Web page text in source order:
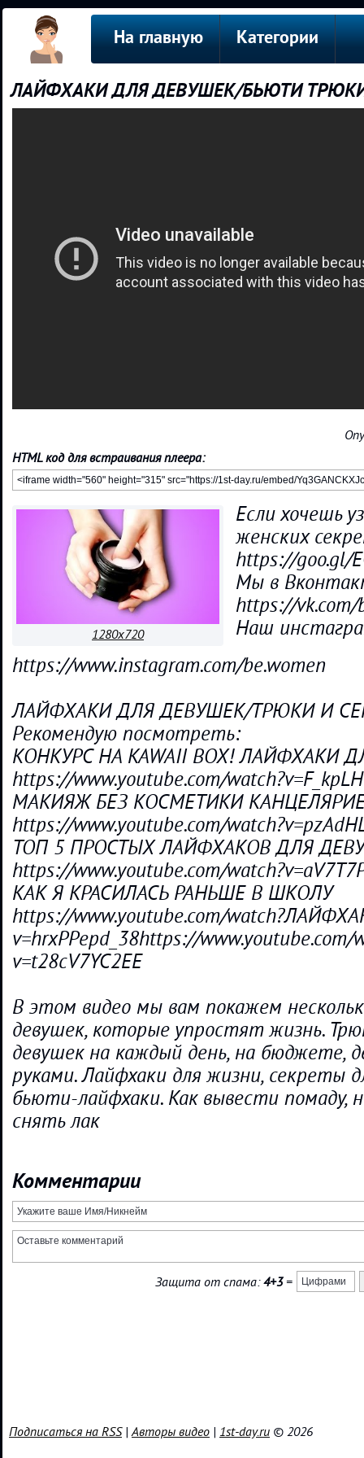
На главную Категории
ЛАЙФХАКИ ДЛЯ ДЕВУШЕК/БЬЮТИ
HTML код для встраивания плеера:
1280x720
Если хочешь
женских
https://goo.gl/
Мы в
https://vk.com/
Наш
https://www.instagram.com/be.women
ЛАЙФХАКИ ДЛЯ ДЕВУШЕК/ТРЮКИ И
Рекомендую посмотреть:
КОНКУРС НА KAWAII BOX! ЛАЙФХАКИ
https://www.youtube.com/
МАКИЯЖ БЕЗ КОСМЕТИКИ
https://www.youtube.com/
ТОП 5 ПРОСТЫХ ЛАЙФХАКОВ ДЛЯ
https://www.youtube.com/
КАК Я КРАСИЛАСЬ РАНЬШЕ В ШКОЛУ
https://www.youtube.com/
v=hrxPPepd_38https://www.youtube.com/
v=t28cV7YC2EE
В этом видео мы вам покажем
девушек, которые упростят жизнь.
девушек на каждый день, на бюджете,
руками. Лайфхаки для жизни, секреты
бьюти-лайфхаки. Как вывести помаду,
снять лак
Комментарии
Защита от спама:4+3=
Подписаться на RSS|Авторы видео | 1st-day.ru © 2026